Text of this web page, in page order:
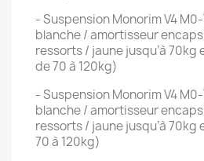
- Suspension Monorim V4
blanche / amortisseur
ressorts / jaune jusqu’à
de 70 à 120kg)
- Suspension Monorim V4
blanche / amortisseur
ressorts / jaune jusqu’à
70 à 120kg)